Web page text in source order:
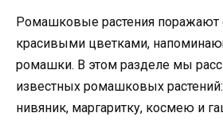
Ромашковые растения
красивыми цветками,
ромашки. В этом разделе мы
известных ромашковых
нивяник, маргаритку, космею и